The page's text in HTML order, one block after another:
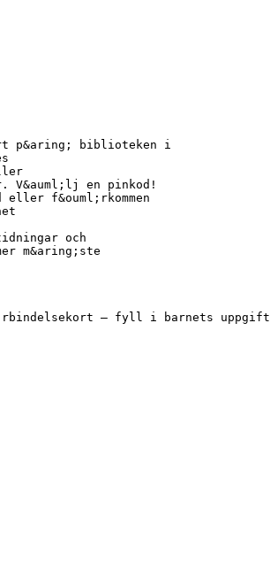
p&aring; biblioteken i
V&auml;lj en pinkod!
f&ouml;rkommen
och
m&aring;ste
– fyll i barnets